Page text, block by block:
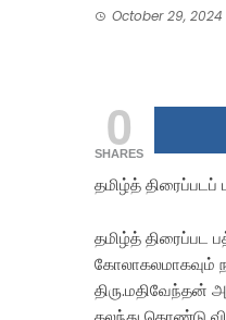
October 29, 2024
0
SHARES
தமிழ்த்
தமிழ்த் திரைப்பட
கோலாகலமாகவும்
திரு.மதிவேந்தன்